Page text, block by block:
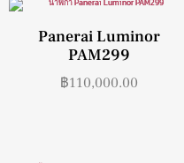
Panerai Luminor
PAM299
฿110,000.00